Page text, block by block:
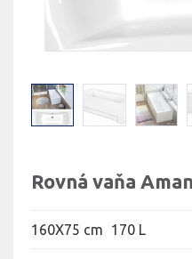
Rovná vaňa
160X75 cm 170 L